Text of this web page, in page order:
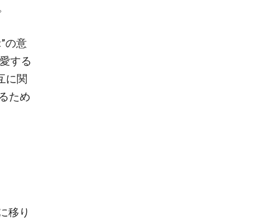
の意
する
に関
ため
移り